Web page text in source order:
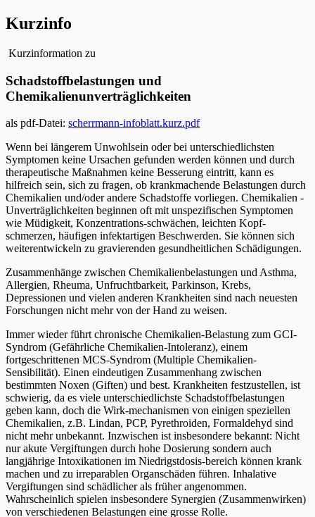
Kurzinfo
Kurzinformation zu
Schadstoffbelastungen und
Chemikalienunverträglichkeiten
als pdf-Datei: scherrmann-infoblatt.kurz.pdf
Wenn bei längerem Unwohlsein oder bei unterschiedlichsten
Symptomen keine Ursachen gefunden werden können und durch
therapeutische Maßnahmen keine Besserung eintritt, kann es
hilfreich sein, sich zu fragen, ob krankmachende Belastungen durch
Chemikalien und/oder andere Schadstoffe vorliegen. Chemikalien -
Unverträglichkeiten beginnen oft mit unspezifischen Symptomen
wie Müdigkeit, Konzentrations-schwächen, leichten Kopf-
schmerzen, häufigen infektartigen Beschwerden. Sie können sich
weiterentwickeln zu gravierenden gesundheitlichen Schädigungen.
Zusammenhänge zwischen Chemikalienbelastungen und Asthma,
Allergien, Rheuma, Unfruchtbarkeit, Parkinson, Krebs,
Depressionen und vielen anderen Krankheiten sind nach neuesten
Forschungen nicht mehr von der Hand zu weisen.
Immer wieder führt chronische Chemikalien-Belastung zum GCI-
Syndrom (Gefährliche Chemikalien-Intoleranz), einem
fortgeschrittenen MCS-Syndrom (Multiple Chemikalien-
Sensibilität). Einen eindeutigen Zusammenhang zwischen
bestimmten Noxen (Giften) und best. Krankheiten festzustellen, ist
schwierig, da es viele unterschiedlichste Schadstoffbelastungen
geben kann, doch die Wirk-mechanismen von einigen speziellen
Chemikalien, z.B. Lindan, PCP, Pyrethroiden, Formaldehyd sind
nicht mehr unbekannt. Inzwischen ist insbesondere bekannt: Nicht
nur akute Vergiftungen durch hohe Dosierung sondern auch
langjährige Intoxikationen im Niedrigstdosis-bereich können krank
machen und zu irreparablen Organschäden führen. Inhalative
Vergiftungen sind schädlicher als früher angenommen.
Wahrscheinlich spielen insbesondere Synergien (Zusammenwirken)
von verschiedenen Belastungen eine grosse Rolle.